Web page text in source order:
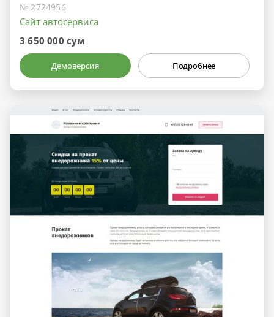
№ 2724956
Сайт автосервиса
3 650 000 сум
Демоверсия Подробнее